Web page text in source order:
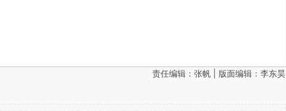
责任编辑：张帆 | 版面编辑：李东昊